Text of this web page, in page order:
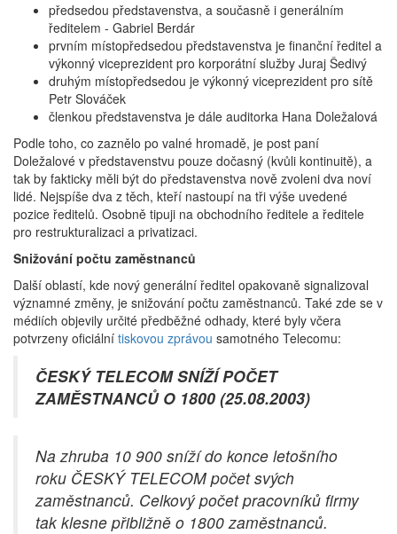
předsedou představenstva, a současně i generálním
ředitelem - Gabriel Berdár
prvním místopředsedou představenstva je finanční ředitel a
výkonný viceprezident pro korporátní služby Juraj Šedivý
druhým místopředsedou je výkonný viceprezident pro sítě
Petr Slováček
členkou představenstva je dále auditorka Hana Doležalová
Podle toho, co zaznělo po valné hromadě, je post paní
Doležalové v představenstvu pouze dočasný (kvůli kontinuitě), a
tak by fakticky měli být do představenstva nově zvoleni dva noví
lidé. Nejspíše dva z těch, kteří nastoupí na tři výše uvedené
pozice ředitelů. Osobně tipuji na obchodního ředitele a ředitele
pro restrukturalizaci a privatizaci.
Snižování počtu zaměstnanců
Další oblastí, kde nový generální ředitel opakovaně signalizoval
významné změny, je snižování počtu zaměstnanců. Také zde se v
médiích objevily určité předběžné odhady, které byly včera
potvrzeny oficiální tiskovou zprávou samotného Telecomu:
ČESKÝ TELECOM SNÍŽÍ POČET
ZAMĚSTNANCŮ O 1800 (25.08.2003)
Na zhruba 10 900 sníží do konce letošního
roku ČESKÝ TELECOM počet svých
zaměstnanců. Celkový počet pracovníků firmy
tak klesne přibližně o 1800 zaměstnanců.